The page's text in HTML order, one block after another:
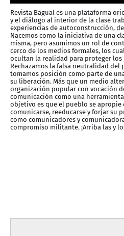
Revista Bagual es una plataforma
y el diálogo al interior de la clase
experiencias de autoconstrucción,
Nacemos como la iniciativa de una
misma, pero asumimos un rol de
cerco de los medios formales, los
ocultan la realidad para proteger los
Rechazamos la falsa neutralidad
tomamos posición como parte de
su liberación. Más que un medio
organización popular con vocación
comunicación como una
objetivo es que el pueblo se apropie
comunicarse, reeducarse y forjar su
como comunicadores y
compromiso militante. ¡Arriba las y